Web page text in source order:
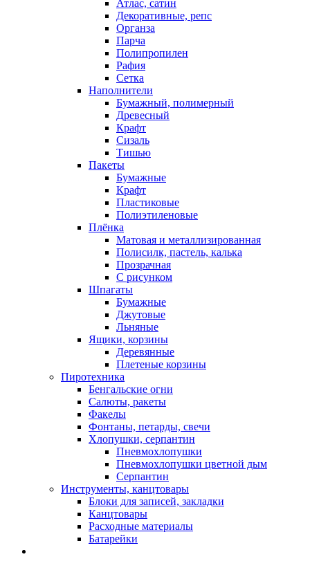
Атлас, сатин
Декоративные, репс
Органза
Парча
Полипропилен
Рафия
Сетка
Наполнители
Бумажный, полимерный
Древесный
Крафт
Сизаль
Тишью
Пакеты
Бумажные
Крафт
Пластиковые
Полиэтиленовые
Плёнка
Матовая и металлизированная
Полисилк, пастель, калька
Прозрачная
С рисунком
Шпагаты
Бумажные
Джутовые
Льняные
Ящики, корзины
Деревянные
Плетеные корзины
Пиротехника
Бенгальские огни
Салюты, ракеты
Факелы
Фонтаны, петарды, свечи
Хлопушки, серпантин
Пневмохлопушки
Пневмохлопушки цветной дым
Серпантин
Инструменты, канцтовары
Блоки для записей, закладки
Канцтовары
Расходные материалы
Батарейки